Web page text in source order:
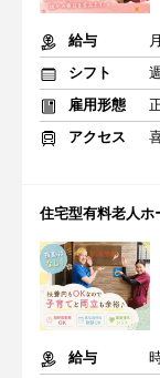
給与
シフト
雇用形態
アクセス
住宅型有料老人
給与